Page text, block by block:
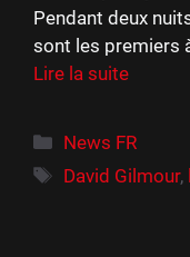
Pendant deux
sont les premiers
Lire la suite
Catégories
News FR
Étiquettes
David Gilmour,